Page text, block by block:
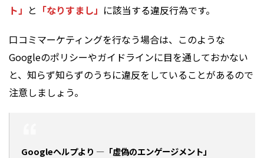
ト」 と 「なりすまし」 に該当する違反行為です。
口コミマーケティングを行なう場合は、このような
Googleのポリシーやガイドラインに目を通しておかない
と、知らず知らずのうちに違反をしていることがあるので
注意しましょう。
Googleヘルプより ―「虚偽のエンゲージメント」